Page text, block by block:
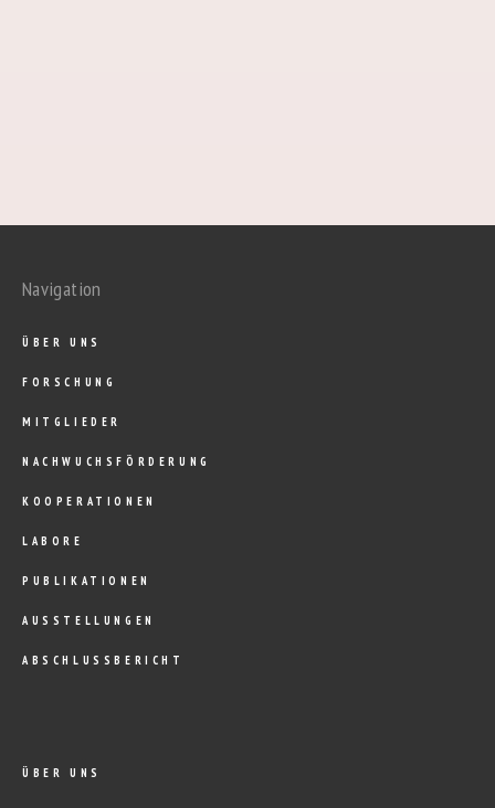
Navigation
ÜBER UNS
FORSCHUNG
MITGLIEDER
NACHWUCHSFÖRDERUNG
KOOPERATIONEN
LABORE
PUBLIKATIONEN
AUSSTELLUNGEN
ABSCHLUSSBERICHT
ÜBER UNS